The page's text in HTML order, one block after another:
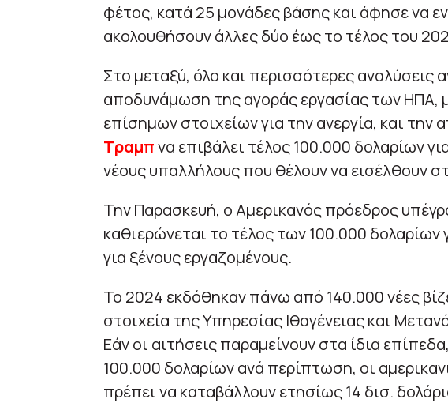
φέτος, κατά 25 μονάδες βάσης και άφησε να
ακολουθήσουν άλλες δύο έως το τέλος του
Στο μεταξύ, όλο και περισσότερες αναλύσεις
αποδυνάμωση της αγοράς εργασίας των ΗΠΑ,
επίσημων στοιχείων για την ανεργία, και
Τραμπνα επιβάλει τέλος 100.000 δολαρίων
νέους υπαλλήλους που θέλουν να εισέλθουν
Την Παρασκευή, ο Αμερικανός πρόεδρος
καθιερώνεται το τέλος των 100.000 δολαρίων
για ξένους εργαζομένους.
Το 2024 εκδόθηκαν πάνω από 140.000 νέες
στοιχεία της Υπηρεσίας Ιθαγένειας και
Εάν οι αιτήσεις παραμείνουν στα ίδια
100.000 δολαρίων ανά περίπτωση, οι
πρέπει να καταβάλλουν ετησίως 14 δισ.